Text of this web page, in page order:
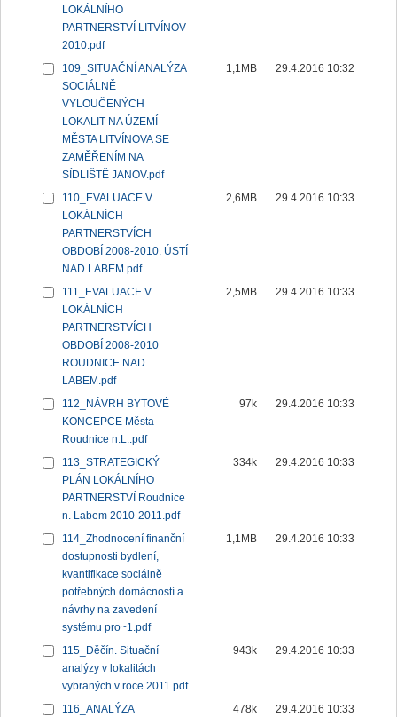
LOKÁLNÍHO
PARTNERSTVÍ LITVÍNOV
2010.pdf
109_SITUAČNÍ ANALÝZA
SOCIÁLNĚ
VYLOUČENÝCH
LOKALIT NA ÚZEMÍ
MĚSTA LITVÍNOVA SE
ZAMĚŘENÍM NA
SÍDLIŠTĚ JANOV.pdf
1,1MB 29.4.2016 10:32
110_EVALUACE V
LOKÁLNÍCH
PARTNERSTVÍCH
OBDOBÍ 2008-2010. ÚSTÍ
NAD LABEM.pdf
2,6MB 29.4.2016 10:33
111_EVALUACE V
LOKÁLNÍCH
PARTNERSTVÍCH
OBDOBÍ 2008-2010
ROUDNICE NAD
LABEM.pdf
2,5MB 29.4.2016 10:33
112_NÁVRH BYTOVÉ
KONCEPCE Města
Roudnice n.L..pdf
97k 29.4.2016 10:33
113_STRATEGICKÝ
PLÁN LOKÁLNÍHO
PARTNERSTVÍ Roudnice
n. Labem 2010-2011.pdf
334k 29.4.2016 10:33
114_Zhodnocení finanční
dostupnosti bydlení,
kvantifikace sociálně
potřebných domácností a
návrhy na zavedení
systému pro~1.pdf
1,1MB 29.4.2016 10:33
115_Děčín. Situační
analýzy v lokalitách
vybraných v roce 2011.pdf
943k 29.4.2016 10:33
116_ANALÝZA
478k 29.4.2016 10:33